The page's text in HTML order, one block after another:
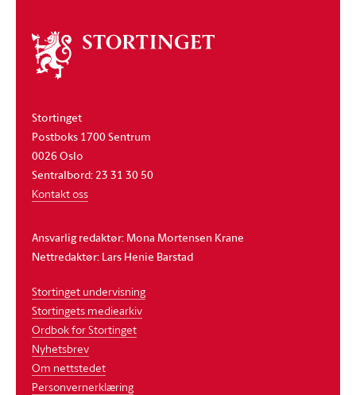
Om
stortinget
Stortinget
Postboks 1700 Sentrum
0026 Oslo
Sentralbord: 23 31 30 50
Kontakt oss
Ansvarlig redaktør: Mona Mortensen Krane
Nettredaktør: Lars Henie Barstad
Stortinget undervisning
Stortingets mediearkiv
Ordbok for Stortinget
Nyhetsbrev
Om nettstedet
Personvernerklæring